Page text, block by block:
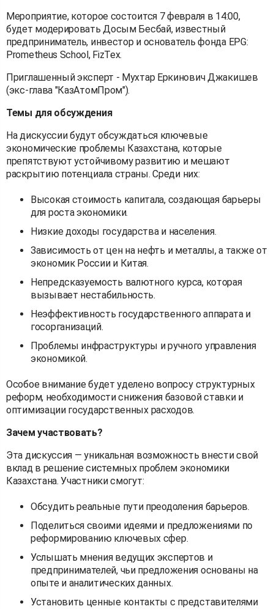
Мероприятие, которое состоится 7 февраля в 14:00,
будет модерировать Досым Бесбай, известный
предприниматель, инвестор и основатель фонда EPG:
Prometheus School, FizTex.
Приглашенный эксперт - Мухтар Еркинович Джакишев
(экс-глава "КазАтомПром").
Темы для обсуждения
На дискуссии будут обсуждаться ключевые
экономические проблемы Казахстана, которые
препятствуют устойчивому развитию и мешают
раскрытию потенциала страны. Среди них:
Высокая стоимость капитала, создающая барьеры
для роста экономики.
Низкие доходы государства и населения.
Зависимость от цен на нефть и металлы, а также от
экономик России и Китая.
Непредсказуемость валютного курса, которая
вызывает нестабильность.
Неэффективность государственного аппарата и
госорганизаций.
Проблемы инфраструктуры и ручного управления
экономикой.
Особое внимание будет уделено вопросу структурных
реформ, необходимости снижения базовой ставки и
оптимизации государственных расходов.
Зачем участвовать?
Эта дискуссия — уникальная возможность внести свой
вклад в решение системных проблем экономики
Казахстана. Участники смогут:
Обсудить реальные пути преодоления барьеров.
Поделиться своими идеями и предложениями по
реформированию ключевых сфер.
Услышать мнения ведущих экспертов и
предпринимателей, чьи предложения основаны на
опыте и аналитических данных.
Установить ценные контакты с представителями